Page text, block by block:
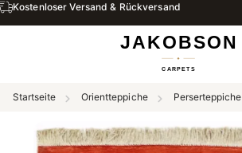
Kostenloser Versand & Rückversand
Startseite Orientteppiche Perserteppiche